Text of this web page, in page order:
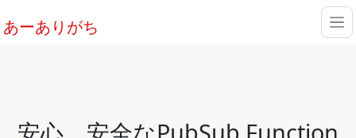
あーありがち